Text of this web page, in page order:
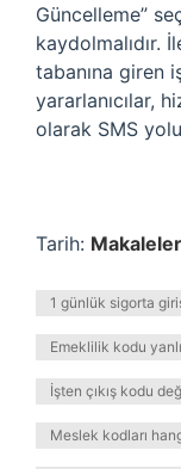
Güncelleme”
kaydolmalıdır.
tabanına giren
yararlanıcılar,
olarak SMS
Tarih: Makaleler
1 günlük sigorta
Emeklilik kodu
İşten çıkış kodu
Meslek kodları